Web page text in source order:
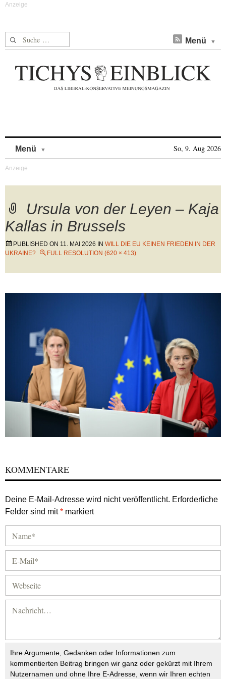
Suche nach: Menü
Menü So, 9. Aug 2026
Ursula von der Leyen – Kaja
Kallas in Brussels
PUBLISHED ON 11. MAI 2026 IN WILL DIE EU KEINEN FRIEDEN IN DER
UKRAINE?
FULL RESOLUTION (620 × 413)
KOMMENTARE
Deine E-Mail-Adresse wird nicht veröffentlicht. Erforderliche
Felder sind mit* markiert
Ihre Argumente, Gedanken oder Informationen zum
kommentierten Beitrag bringen wir ganz oder gekürzt mit Ihrem
Nutzernamen und ohne Ihre E-Adresse, wenn wir Ihren echten